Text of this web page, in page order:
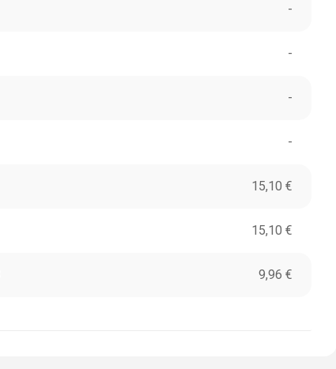
-
-
-
-
15,10 €
15,10 €
9,96 €